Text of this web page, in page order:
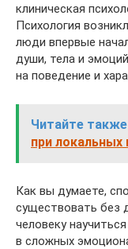
клиническая
Психология
люди впервые
души, тела и
на поведение и
Читайте
при локальных
Как вы думаете,
существовать без
человеку
в сложных